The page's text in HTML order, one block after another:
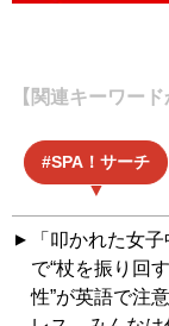
【関連キーワー
SPA！サーチ
「叩かれた女
で“杖を振り回
性”が英語で注